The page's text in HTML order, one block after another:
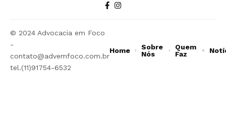
© 2024 Advocacia em Foco
-
contato@advemfoco.com.br
tel.(11)91754-6532
Home
Sobre
Nós
Quem
Faz